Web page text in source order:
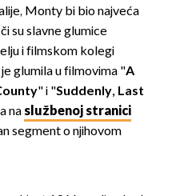
Monty bi bio najveća
su slavne glumice
i filmskom kolegi
je glumila u filmovima "A
" i "Suddenly, Last
naslužbenoj stranici
segment o njihovom